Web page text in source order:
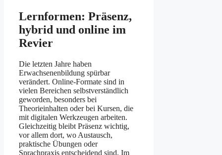
Lernformen: Präsenz,
hybrid und online im
Revier
Die letzten Jahre haben
Erwachsenenbildung spürbar
verändert. Online-Formate sind in
vielen Bereichen selbstverständlich
geworden, besonders bei
Theorieinhalten oder bei Kursen, die
mit digitalen Werkzeugen arbeiten.
Gleichzeitig bleibt Präsenz wichtig,
vor allem dort, wo Austausch,
praktische Übungen oder
Sprachpraxis entscheidend sind. Im